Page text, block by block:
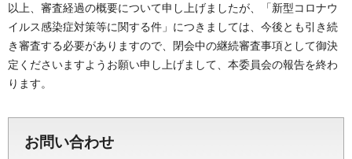
以上、審査経過の概要について申し上げましたが、「新型コロナウ
イルス感染症対策等に関する件」につきましては、今後とも引き続
き審査する必要がありますので、閉会中の継続審査事項として御決
定くださいますようお願い申し上げまして、本委員会の報告を終わ
ります。
お問い合わせ